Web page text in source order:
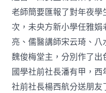
老師簡要匯報了對年夜
次，未央方新小學任雅
亮、儒醫講師宋云琦、
魏俊梅堂主，分別作了
國學社前社長潘有甲，西
社前社長楊西航分送朋